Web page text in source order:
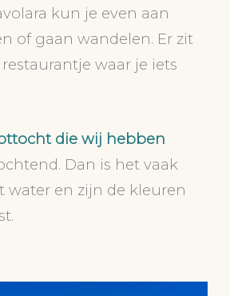
kun je even aan
of gaan wandelen. Er zit
waar je iets
die wij hebben
Dan is het vaak
water en zijn de kleuren